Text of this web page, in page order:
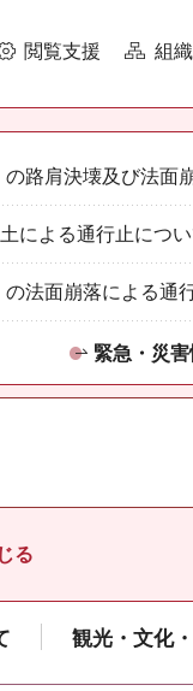
閲覧支援 組
路肩決壊及び法面
による通行止につ
法面崩落による通
緊急・災
る
観光・文化